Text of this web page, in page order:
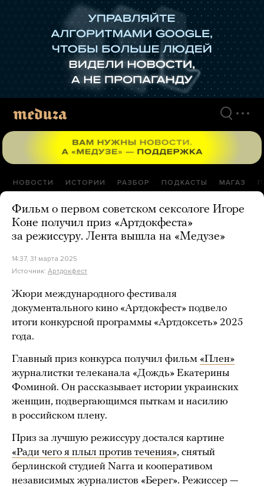
НОВОСТИ ИСТОРИИ РАЗБОР ПОДКАСТЫ МАГАЗ
Фильм о первом советском сексологе Игоре
Коне получил приз «Артдокфеста»
за режиссуру. Лента вышла на «Медузе»
14:37, 31 марта 2025
Источник: Артдокфест
Жюри международного фестиваля
документального кино «Артдокфест» подвело
итоги конкурсной программы «Артдоксеть» 2025
года.
Главный приз конкурса получил фильм «Плен»
журналистки телеканала «Дождь» Екатерины
Фоминой. Он рассказывает истории украинских
женщин, подвергающимся пыткам и насилию
в российском плену.
Приз за лучшую режиссуру достался картине
«Ради чего я плыл против течения», снятый
берлинской студией Narra и кооперативом
независимых журналистов «Берег». Режиссер —